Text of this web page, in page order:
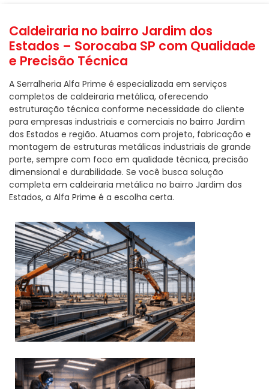
Caldeiraria no bairro Jardim dos
Estados – Sorocaba SP com Qualidade
e Precisão Técnica
A Serralheria Alfa Prime é especializada em serviços
completos de caldeiraria metálica, oferecendo
estruturação técnica conforme necessidade do cliente
para empresas industriais e comerciais no bairro Jardim
dos Estados e região. Atuamos com projeto, fabricação e
montagem de estruturas metálicas industriais de grande
porte, sempre com foco em qualidade técnica, precisão
dimensional e durabilidade. Se você busca solução
completa em caldeiraria metálica no bairro Jardim dos
Estados, a Alfa Prime é a escolha certa.